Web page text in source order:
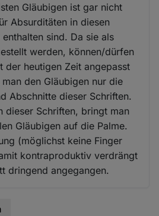
Gläubigen ist gar nicht
Absurditäten in diesen
sind. Da sie als
werden, können/dürfen
der heutigen Zeit angepasst
den Gläubigen nur die
Abschnitte dieser Schriften.
dieser Schriften, bringt man
Gläubigen auf die Palme.
(möglichst keine Finger
kontraproduktiv verdrängt
dringend angegangen.